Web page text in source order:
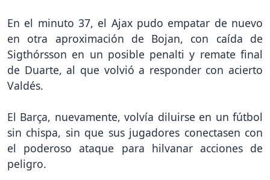
En el minuto 37, el Ajax pudo empatar de nuevo
en otra aproximación de Bojan, con caída de
Sigthórsson en un posible penalti y remate final
de Duarte, al que volvió a responder con acierto
Valdés.
El Barça, nuevamente, volvía diluirse en un fútbol
sin chispa, sin que sus jugadores conectasen con
el poderoso ataque para hilvanar acciones de
peligro.